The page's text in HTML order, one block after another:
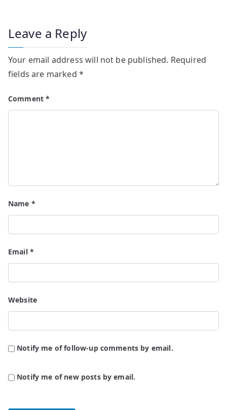
Leave a Reply
Your email address will not be published. Required
fields are marked *
Comment*
Name *
Email *
Website
Notify me of follow-up comments by email.
Notify me of new posts by email.